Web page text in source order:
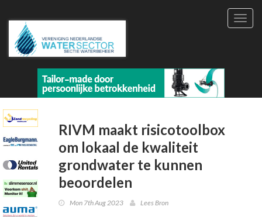
RIVM maakt risicotoolbox
om lokaal de kwaliteit
grondwater te kunnen
beoordelen
Mon 7th Aug 2023 Lees Bron